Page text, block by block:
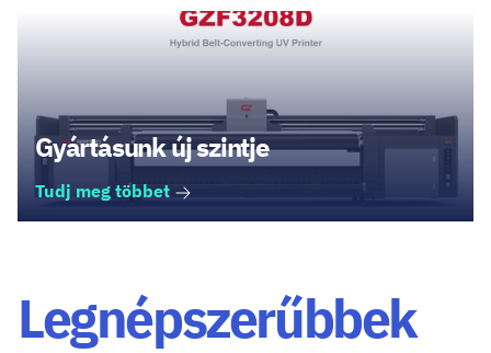
Gyártásunk új szintje
Tudj meg többet
Legnépszerűbbek